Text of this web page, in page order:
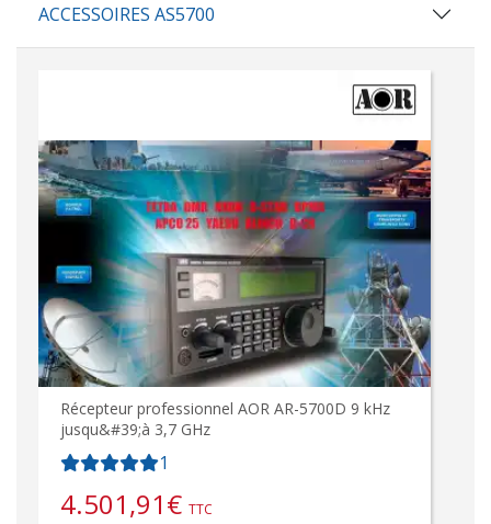
ACCESSOIRES AS5700
Récepteur professionnel AOR AR-5700D 9 kHz
jusqu&#39;à 3,7 GHz
1
4.501,91€ TTC